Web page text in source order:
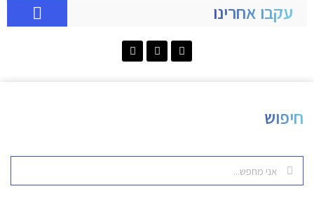
עקבו אחרינו
חיפוש